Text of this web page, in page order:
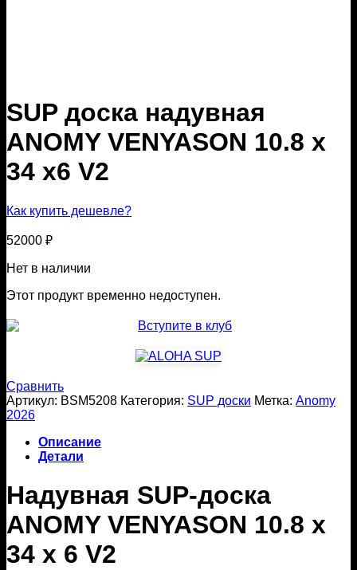
SUP доска надувная
ANOMY VENYASON 10.8 x
34 x6 V2
Как купить дешевле?
52000 ₽
Нет в наличии
Этот продукт временно недоступен.
Сравнить
Артикул: BSM5208 Категория: SUP доски Метка: Anomy
2026
Описание
Детали
Надувная SUP-доска
ANOMY VENYASON 10.8 x
34 x 6 V2